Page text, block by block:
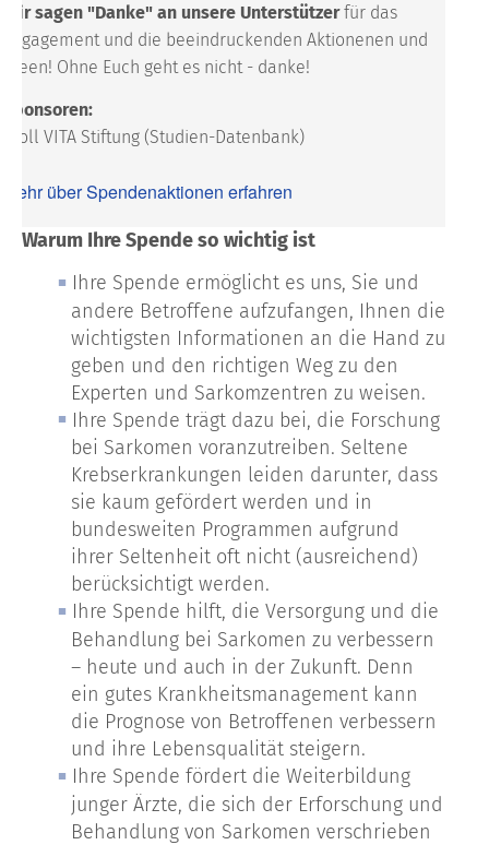
Wir sagen "Danke" an unsere Unterstützerfür das
Engagement und die beeindruckenden Aktionenen und
Ideen! Ohne Euch geht es nicht - danke!
Sponsoren:
Stoll VITA Stiftung (Studien-Datenbank)
Mehr über Spendenaktionen erfahren
Warum Ihre Spende so wichtig ist
Ihre Spende ermöglicht es uns, Sie und
andere Betroffene aufzufangen, Ihnen die
wichtigsten Informationen an die Hand zu
geben und den richtigen Weg zu den
Experten und Sarkomzentren zu weisen.
Ihre Spende trägt dazu bei, die Forschung
bei Sarkomen voranzutreiben. Seltene
Krebserkrankungen leiden darunter, dass
sie kaum gefördert werden und in
bundesweiten Programmen aufgrund
ihrer Seltenheit oft nicht (ausreichend)
berücksichtigt werden.
Ihre Spende hilft, die Versorgung und die
Behandlung bei Sarkomen zu verbessern
– heute und auch in der Zukunft. Denn
ein gutes Krankheitsmanagement kann
die Prognose von Betroffenen verbessern
und ihre Lebensqualität steigern.
Ihre Spende fördert die Weiterbildung
junger Ärzte, die sich der Erforschung und
Behandlung von Sarkomen verschrieben